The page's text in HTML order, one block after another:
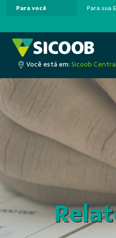
Pular para o Conteúdo
Para você Para sua
Você está em: Sicoob Central